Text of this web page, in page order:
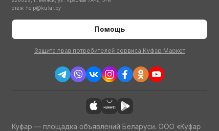
этаж help@kufar.by
Помощь
Защита прав потребителей сервиса Куфар Маркет
Куфар — площадка объявлений Беларуси. ООО «Куфар